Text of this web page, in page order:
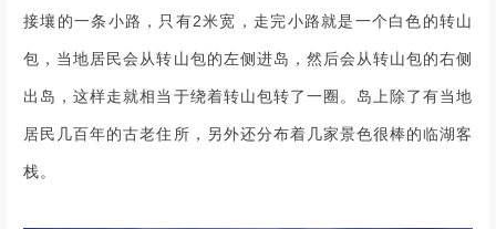
接壤的一条小路，只有2米宽，走完小路就是一个白色的转山
包，当地居民会从转山包的左侧进岛，然后会从转山包的右侧
出岛，这样走就相当于绕着转山包转了一圈。岛上除了有当地
居民几百年的古老住所，另外还分布着几家景色很棒的临湖客
栈。